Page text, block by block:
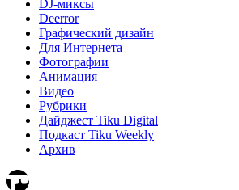
DJ-миксы
Deerror
Графический дизайн
Для Интернета
Фотографии
Анимация
Видео
Рубрики
Дайджест Tiku Digital
Подкаст Tiku Weekly
Архив